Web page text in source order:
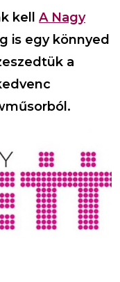
kell A Nagy
is egy könnyed
a